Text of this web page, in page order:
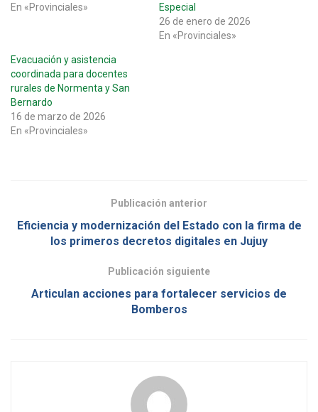
En «Provinciales»
Especial
26 de enero de 2026
En «Provinciales»
Evacuación y asistencia
coordinada para docentes
rurales de Normenta y San
Bernardo
16 de marzo de 2026
En «Provinciales»
Publicación anterior
Eficiencia y modernización del Estado con la firma de
los primeros decretos digitales en Jujuy
Publicación siguiente
Articulan acciones para fortalecer servicios de
Bomberos